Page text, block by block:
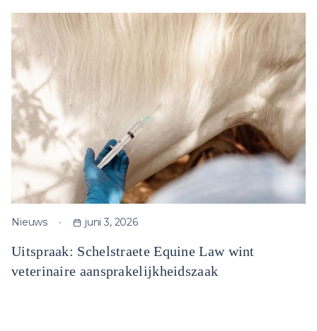
Nieuws juni 3, 2026
Uitspraak: Schelstraete Equine Law wint
veterinaire aansprakelijkheidszaak